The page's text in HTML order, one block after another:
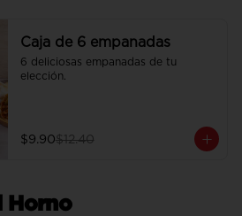
Caja de 6 empanadas
6 deliciosas empanadas de tu
elección.
$9.90$12.40
Horno